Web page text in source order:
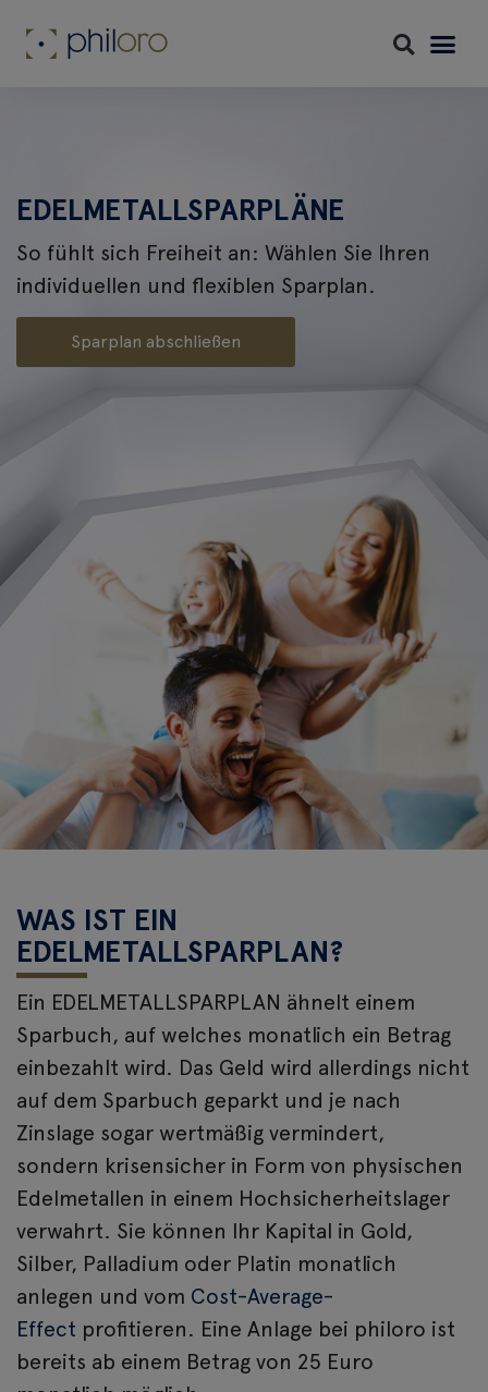
EDELMETALLSPARPLÄNE
So fühlt sich Freiheit an: Wählen Sie Ihren
individuellen und flexiblen Sparplan.
Sparplan abschließen
WAS IST EIN
EDELMETALLSPARPLAN?
Ein EDELMETALLSPARPLAN ähnelt einem
Sparbuch, auf welches monatlich ein Betrag
einbezahlt wird. Das Geld wird allerdings nicht
auf dem Sparbuch geparkt und je nach
Zinslage sogar wertmäßig vermindert,
sondern krisensicher in Form von physischen
Edelmetallen in einem Hochsicherheitslager
verwahrt. Sie können Ihr Kapital in Gold,
Silber, Palladium oder Platin monatlich
anlegen und vom Cost-Average-
Effect profitieren. Eine Anlage bei philoro ist
bereits ab einem Betrag von 25 Euro